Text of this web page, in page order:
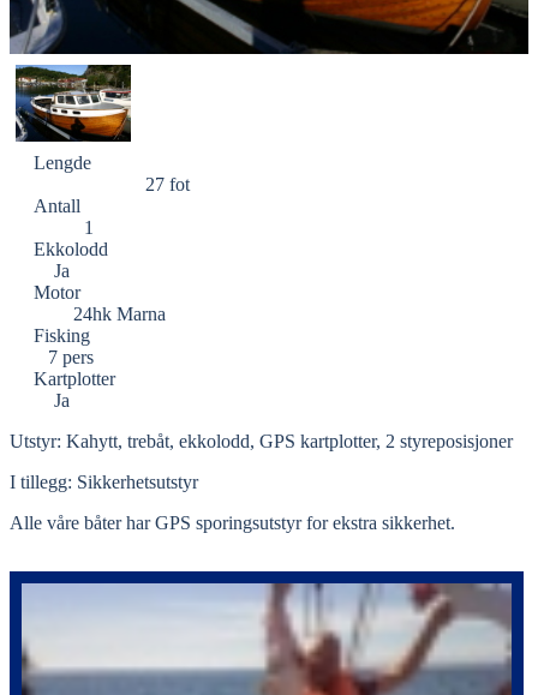
Lengde
27 fot
Antall
1
Ekkolodd
Ja
Motor
24hk Marna
Fisking
7 pers
Kartplotter
Ja
Utstyr: Kahytt, trebåt, ekkolodd, GPS kartplotter, 2 styreposisjoner
I tillegg: Sikkerhetsutstyr
Alle våre båter har GPS sporingsutstyr for ekstra sikkerhet.